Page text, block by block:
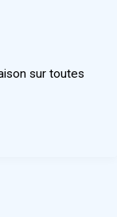
sur toutes